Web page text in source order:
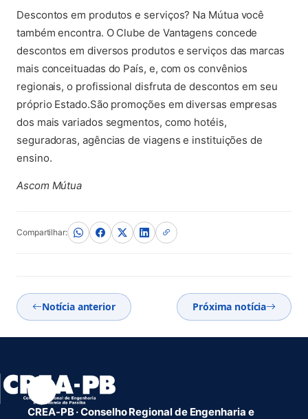
Descontos em produtos e serviços? Na Mútua você
também encontra. O Clube de Vantagens concede
descontos em diversos produtos e serviços das marcas
mais conceituadas do País, e, com os convênios
regionais, o profissional disfruta de descontos em seu
próprio Estado.São promoções em diversas empresas
dos mais variados segmentos, como hotéis,
seguradoras, agências de viagens e instituições de
ensino.
Ascom Mútua
Compartilhar:
Notícia anterior Próxima notícia
CREA-PB · Conselho Regional de Engenharia e